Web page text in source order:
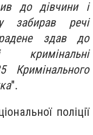
до дівчини і
забирав речі
здав до
кримінальні
Кримінального
".
поліції